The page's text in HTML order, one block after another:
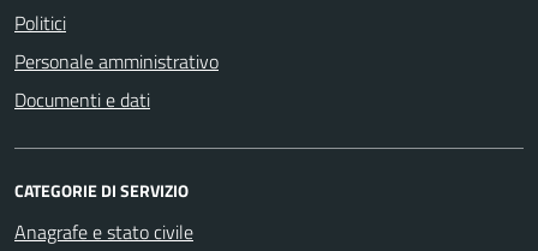
Politici
Personale amministrativo
Documenti e dati
CATEGORIE DI SERVIZIO
Anagrafe e stato civile